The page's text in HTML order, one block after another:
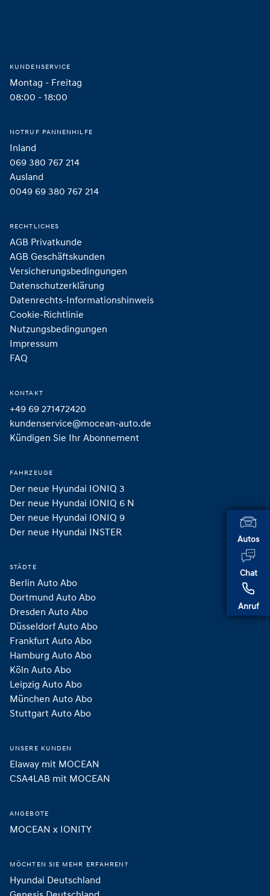
Autos
Chat
Anruf
KUNDENSERVICE
Montag - Freitag
08:00 - 18:00
NOTRUF PANNENHILFE
Inland
069 380 767 214
Ausland
0049 69 380 767 214
RECHTLICHES
AGB Privatkunde
AGB Geschäftskunden
Versicherungsbedingungen
Datenschutzerklärung
Datenrechts-Informationshinweis
Cookie-Richtlinie
Nutzungsbedingungen
Impressum
FAQ
KONTAKT
+49 69 271472420
kundenservice@mocean-auto.de
Kündigen Sie Ihr Abonnement
FAHRZEUGE
Der neue Hyundai IONIQ 3
Der neue Hyundai IONIQ 6 N
Der neue Hyundai IONIQ 9
Der neue Hyundai INSTER
STÄDTE
Berlin Auto Abo
Dortmund Auto Abo
Dresden Auto Abo
Düsseldorf Auto Abo
Frankfurt Auto Abo
Hamburg Auto Abo
Köln Auto Abo
Leipzig Auto Abo
München Auto Abo
Stuttgart Auto Abo
UNSERE KUNDEN
Elaway mit MOCEAN
CSA4LAB mit MOCEAN
ANGEBOTE
MOCEAN x IONITY
MÖCHTEN SIE MEHR ERFAHREN?
Hyundai Deutschland